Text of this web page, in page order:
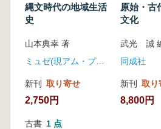
縄文時代の地域生活
史
山本典幸 著
ミュゼ(現アム・プロモーション)
新刊 取り寄せ
2,750円
古書 1 点
原始・古
文化
同成社
新刊 取り
8,800円